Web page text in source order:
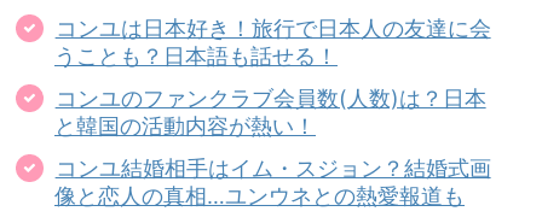
コンユは日本好き！旅行で日本人の友達に会
うことも？日本語も話せる！
コンユのファンクラブ会員数(人数)は？日本
と韓国の活動内容が熱い！
コンユ結婚相手はイム・スジョン？結婚式画
像と恋人の真相…ユンウネとの熱愛報道も